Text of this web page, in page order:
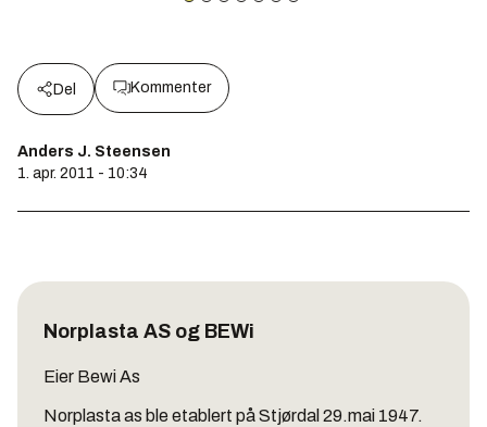
Del Kommenter
Anders J. Steensen
1. apr. 2011 - 10:34
Norplasta AS og BEWi
Eier Bewi As
Norplasta as ble etablert på Stjørdal 29.mai 1947.